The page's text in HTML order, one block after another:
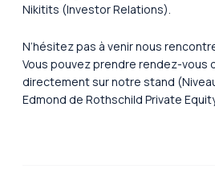
Nikitits (Investor Relations).
N’hésitez pas à venir nous
Vous pouvez prendre rendez-vous
directement sur notre stand
Edmond de Rothschild Private